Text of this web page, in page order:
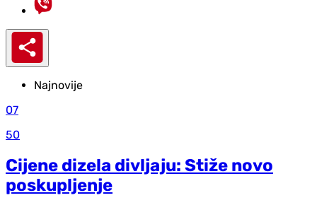
Najnovije
07
50
Cijene dizela divljaju: Stiže novo
poskupljenje